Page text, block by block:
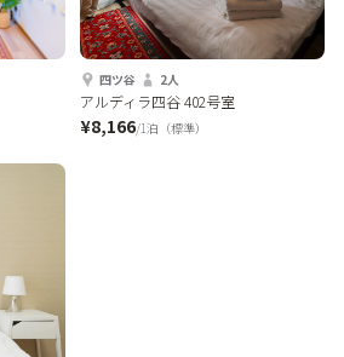
四ツ谷 2人
アルディラ四谷 402号室
¥8,166/1泊（標準）